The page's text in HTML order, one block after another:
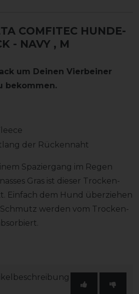
COMFITEC HUNDE-
- NAVY , M
um Deinen Vierbeiner
bekommen.
der Rückennaht
Spaziergang im Regen
Gras ist dieser Trocken-
Einfach dem Hund überziehen
Schmutz werden vom Trocken-